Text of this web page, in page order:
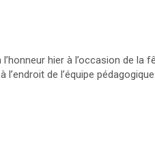
hier à l’occasion de la
de l’équipe pédagogique.